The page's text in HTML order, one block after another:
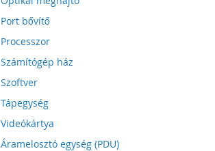
Port bővítő
Processzor
Számítógép ház
Szoftver
Tápegység
Videókártya
Áramelosztó egység (PDU)